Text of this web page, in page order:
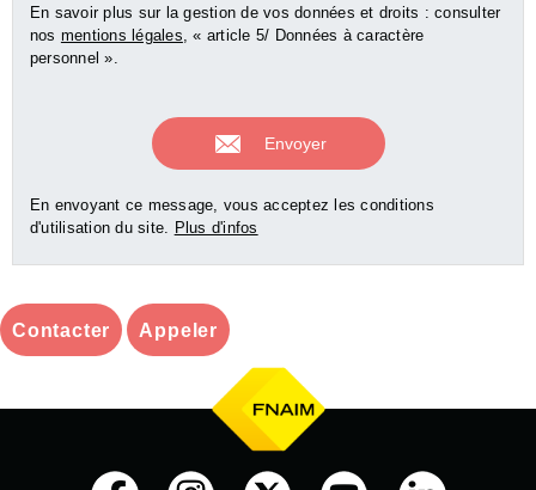
En savoir plus sur la gestion de vos données et droits : consulter
nos mentions légales , « article 5/ Données à caractère
personnel ».
En envoyant ce message, vous acceptez les conditions
d'utilisation du site.
Plus d'infos
Contacter Appeler